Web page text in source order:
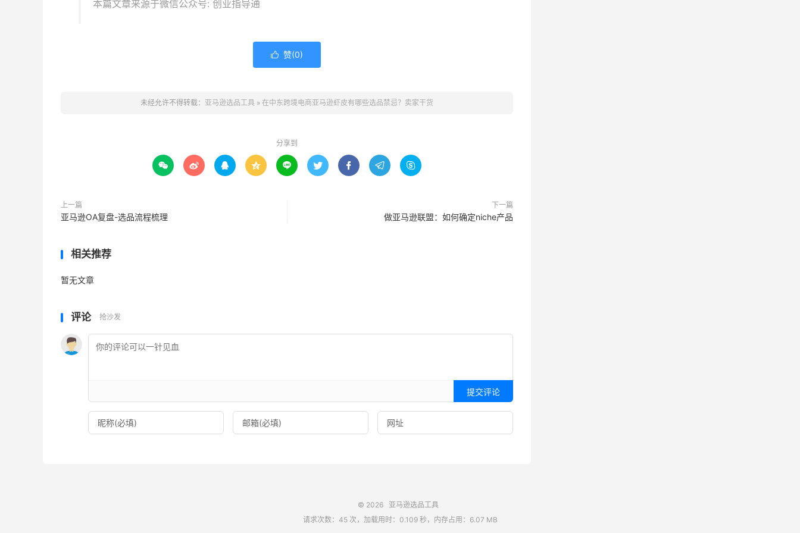
本篇文章来源于微信公众号: 创业指导通
 赞(0)
未经允许不得转载： 亚马逊选品工具 » 在中东跨境电商亚马逊虾皮有哪些选品禁忌？卖家干货
分享到
        
上一篇
亚马逊OA复盘-选品流程梳理
下一篇
做亚马逊联盟：如何确定niche产品
相关推荐
暂无文章
评论 抢沙发
提交评论
© 2026 亚马逊选品工具
请求次数：45 次，加载用时：0.109 秒，内存占用：6.07 MB